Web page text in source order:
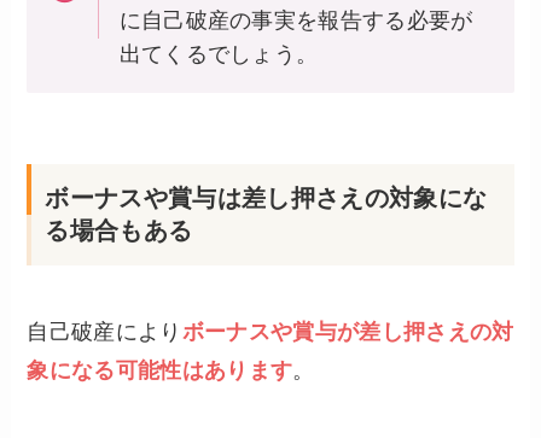
に自己破産の事実を報告する必要が
出てくるでしょう。
ボーナスや賞与は差し押さえの対象にな
る場合もある
自己破産により ボーナスや賞与が差し押さえの対
象になる可能性はあります。